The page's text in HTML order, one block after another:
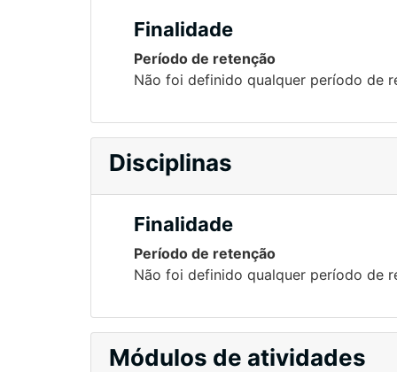
Finalidade
Período de retenção
Não foi definido qualquer período de
Disciplinas
Finalidade
Período de retenção
Não foi definido qualquer período de
Módulos de atividades